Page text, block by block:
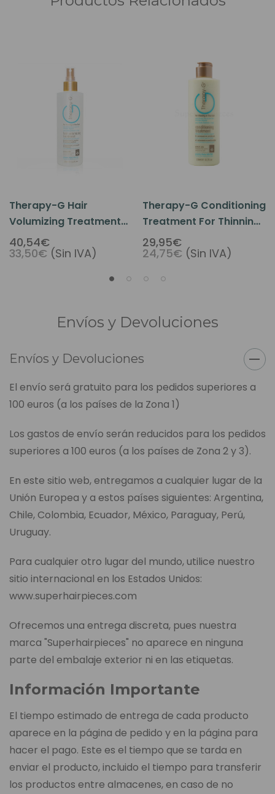
Therapy-G Hair
Volumizing Treatment
For Thinning Hair 8.5oz
40,54€
33,50€ (Sin IVA)
Therapy-G Conditioning
Treatment For Thinning
Hair 8.5oz
29,95€
24,75€ (Sin IVA)
Envíos y Devoluciones
Envíos y Devoluciones
El envío será gratuito para los pedidos superiores a
100 euros (a los países de la Zona 1)
Los gastos de envío serán reducidos para los pedidos
superiores a 100 euros (a los países de Zona 2 y 3).
En este sitio web, entregamos a cualquier lugar de la
Unión Europea y a estos países siguientes: Argentina,
Chile, Colombia, Ecuador, México, Paraguay, Perú,
Uruguay.
Para cualquier otro lugar del mundo, utilice nuestro
sitio internacional en los Estados Unidos:
www.superhairpieces.com
Ofrecemos una entrega discreta, pues nuestra
marca "Superhairpieces" no aparece en ninguna
parte del embalaje exterior ni en las etiquetas.
Información Importante
El tiempo estimado de entrega de cada producto
aparece en la página de pedido y en la página para
hacer el pago. Este es el tiempo que se tarda en
enviar el producto, incluido el tiempo para transferir
los productos entre almacenes, en caso de no